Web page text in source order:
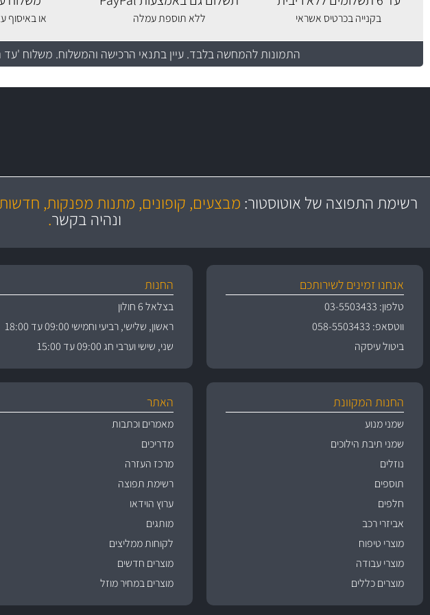
בקנייה בכרטיס אשראי ללא תוספת עמלה או באיסוף
התמונות להמחשה בלבד. עיין בתנאי הרכישה והמשלוח. משלוח
משלוח מהיר
באמצעות צ'יטה
משלוחים
רשימת התפוצה של אוטוסטור: מבצעים, קופונים, מתנות מפנקות, חדשות
ונהיה בקשר.
אנחנו זמינים לשירותכם
טלפון: 03-5503433
ווטסאפ: 058-5503433
ביטול עיסקה
החנות
בצלאל 6 חולון
ראשון, שלישי, רביעי וחמישי 09:00 עד 18:00
שני, שישי וערבי חג 09:00 עד 15:00
החנות המקוונת
שמני מנוע
שמני תיבת הילוכים
נוזלים
תוספים
חלפים
אביזרי רכב
מוצרי טיפוח
מוצרי עבודה
מוצרים כללים
האתר
מאמרים וכתבות
מדריכים
מרכז העזרה
רשימת תפוצה
ערוץ הוידאו
מותגים
לקוחות ממליצים
מוצרים חדשים
מוצרים במחיר מוזל